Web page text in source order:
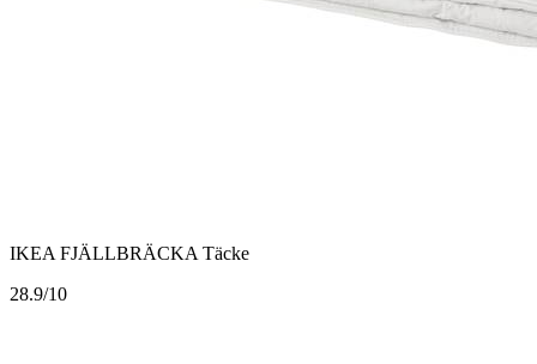
IKEA FJÄLLBRÄCKA Täcke
28.9/10